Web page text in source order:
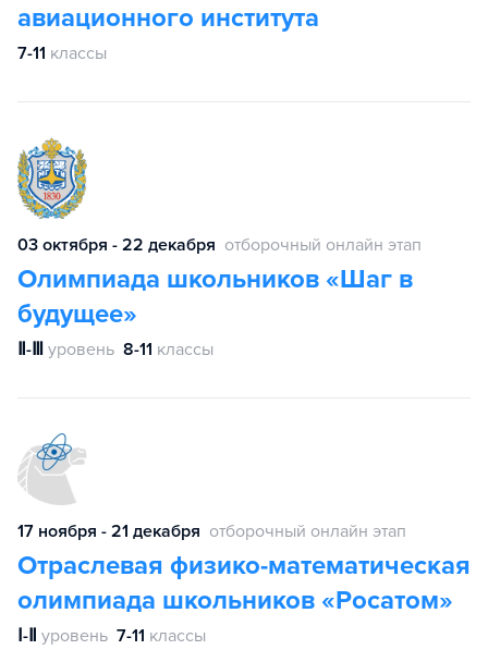
авиационного института
7-11 классы
03 октября - 22 декабря отборочный онлайн этап
Олимпиада школьников «Шаг в
будущее»
Ⅱ-Ⅲ уровень 8-11 классы
17 ноября - 21 декабря отборочный онлайн этап
Отраслевая физико-математическая
олимпиада школьников «Росатом»
Ⅰ-Ⅱ уровень 7-11 классы